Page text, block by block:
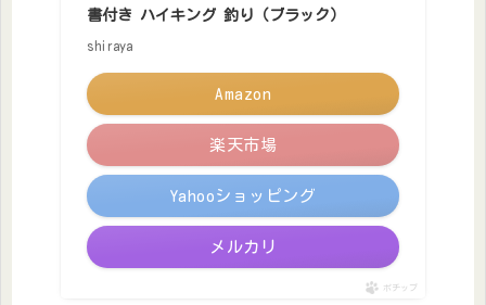
書付き ハイキング 釣り（ブラック）
shiraya
Amazon
楽天市場
Yahooショッピング
メルカリ
ポチップ